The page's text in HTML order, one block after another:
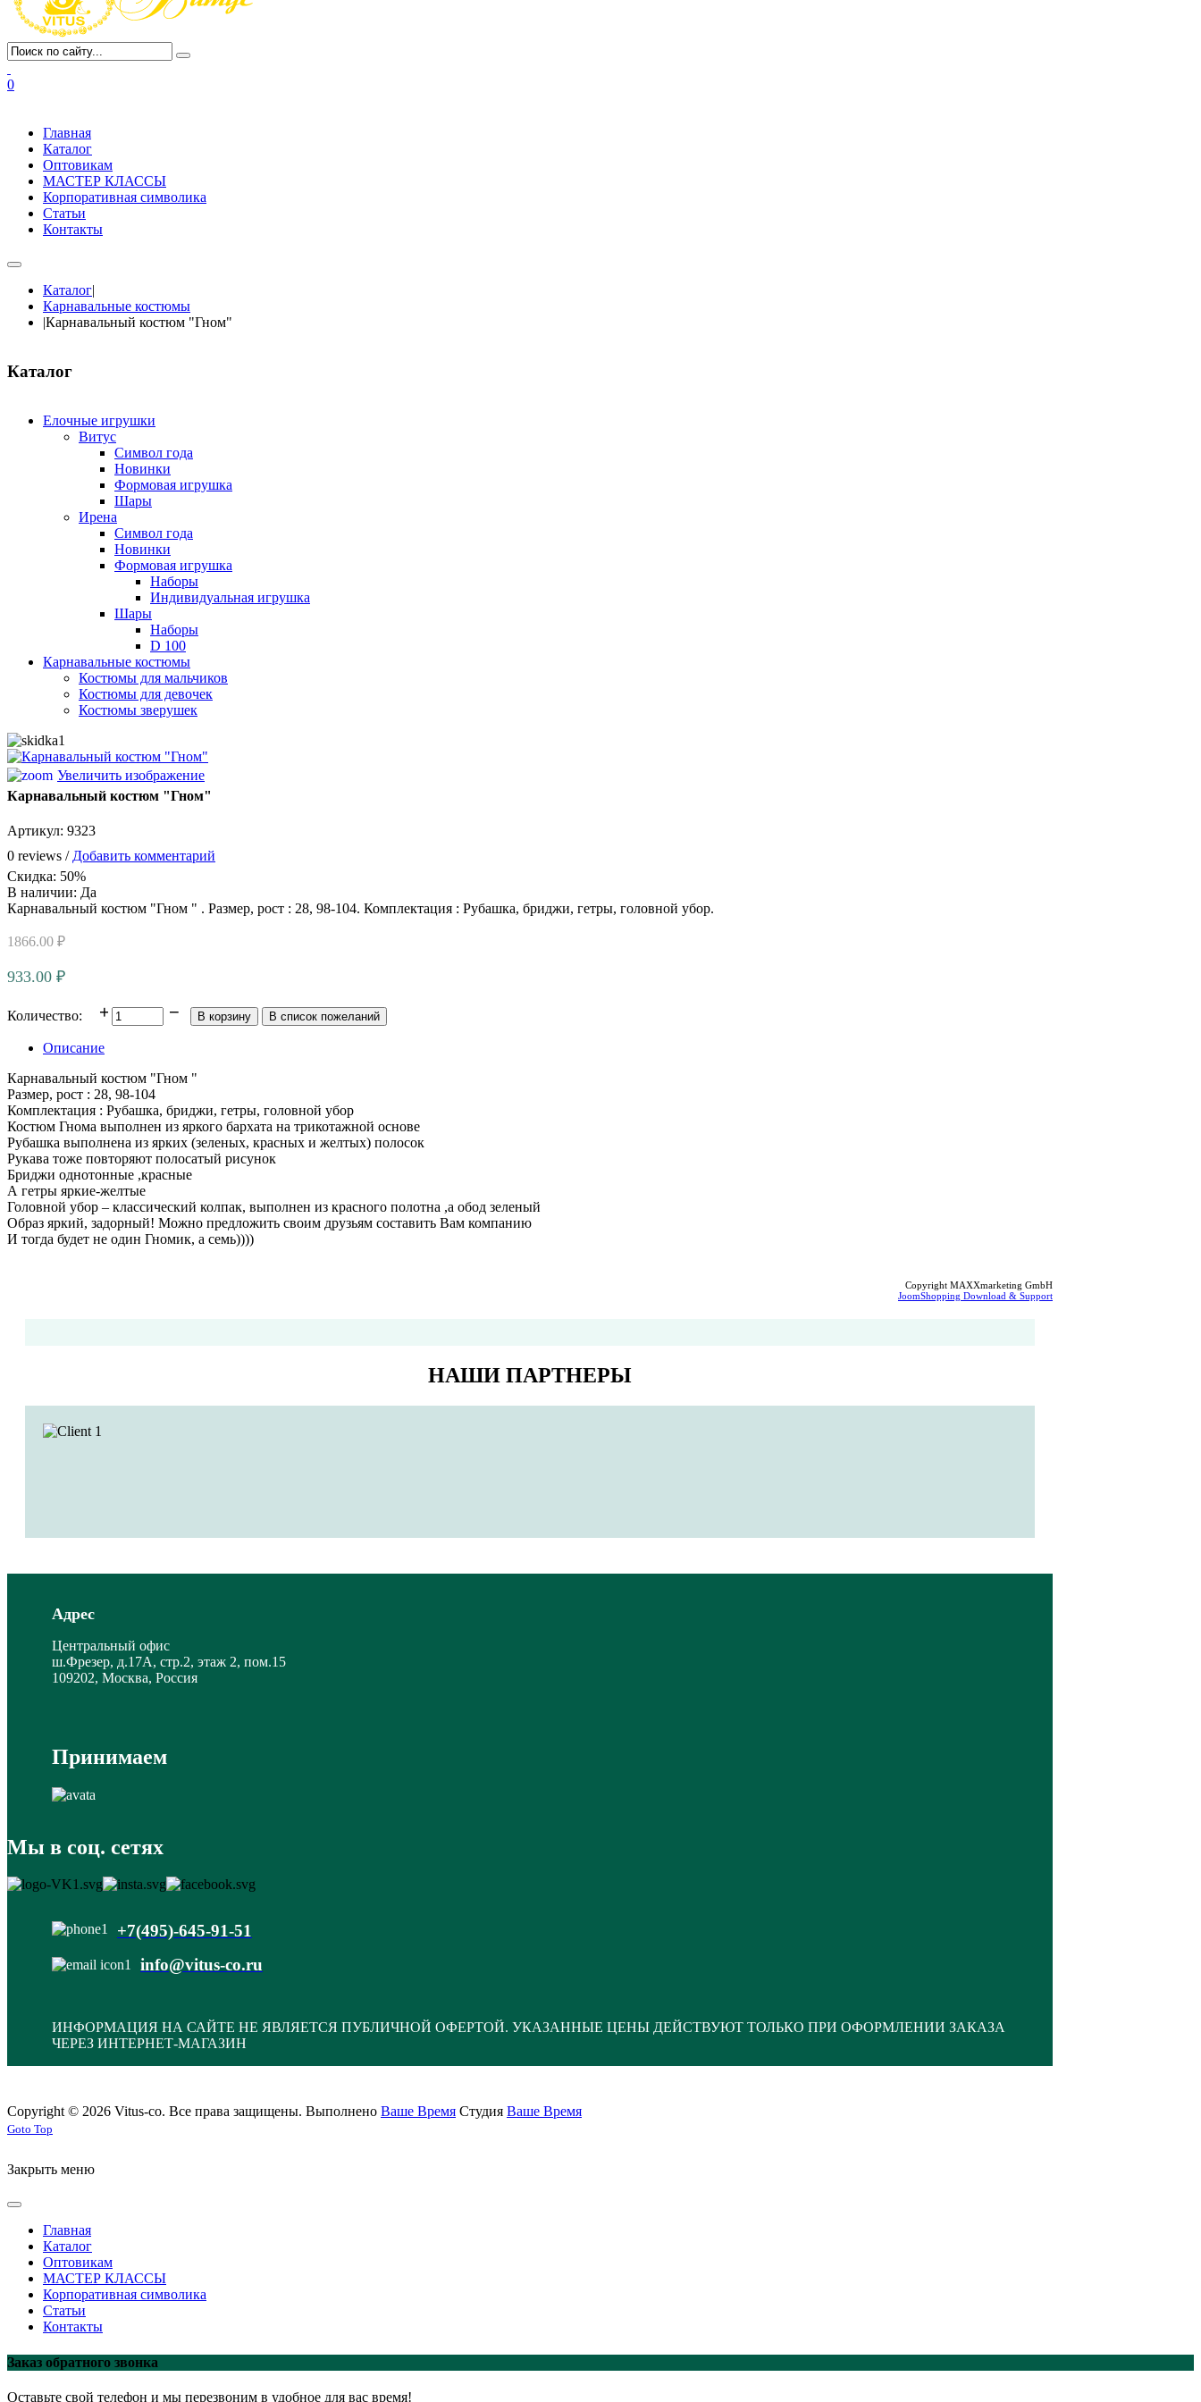
0
Главная
Каталог
Оптовикам
МАСТЕР КЛАССЫ
Корпоративная символика
Статьи
Контакты
Каталог|
Карнавальные костюмы
|Карнавальный костюм "Гном"
Каталог
Елочные игрушки
Витус
Символ года
Новинки
Формовая игрушка
Шары
Ирена
Символ года
Новинки
Формовая игрушка
Наборы
Индивидуальная игрушка
Шары
Наборы
D 100
Карнавальные костюмы
Костюмы для мальчиков
Костюмы для девочек
Костюмы зверушек
Увеличить изображение
Карнавальный костюм "Гном"
Артикул: 9323
0 reviews / Добавить комментарий
Скидка: 50%
В наличии: Да
Карнавальный костюм "Гном " . Размер, рост : 28, 98-104. Комплектация : Рубашка, бриджи, гетры, головной убор.
1866.00 ₽
933.00 ₽
Количество:
Описание
Карнавальный костюм "Гном "
Размер, рост : 28, 98-104
Комплектация : Рубашка, бриджи, гетры, головной убор
Костюм Гнома выполнен из яркого бархата на трикотажной основе
Рубашка выполнена из ярких (зеленых, красных и желтых) полосок
Рукава тоже повторяют полосатый рисунок
Бриджи однотонные ,красные
А гетры яркие-желтые
Головной убор – классический колпак, выполнен из красного полотна ,а обод зеленый
Образ яркий, задорный! Можно предложить своим друзьям составить Вам компанию
И тогда будет не один Гномик, а семь))))
Copyright MAXXmarketing GmbH
JoomShopping Download & Support
НАШИ ПАРТНЕРЫ
Адрес
Центральный офис
ш.Фрезер, д.17А, стр.2, этаж 2, пом.15
109202, Москва, Россия
Принимаем
Мы в соц. сетях
+7(495)-645-91-51
info@vitus-co.ru
ИНФОРМАЦИЯ НА САЙТЕ НЕ ЯВЛЯЕТСЯ ПУБЛИЧНОЙ ОФЕРТОЙ. УКАЗАННЫЕ ЦЕНЫ ДЕЙСТВУЮТ ТОЛЬКО ПРИ ОФОРМЛЕНИИ ЗАКАЗА
ЧЕРЕЗ ИНТЕРНЕТ-МАГАЗИН
Copyright © 2026 Vitus-co. Все права защищены. Выполнено Ваше Время Студия Ваше Время
Joomla! 3 Templates
Goto Top
Закрыть меню
Главная
Каталог
Оптовикам
МАСТЕР КЛАССЫ
Корпоративная символика
Статьи
Контакты
Заказ обратного звонка
Оставьте свой телефон и мы перезвоним в удобное для вас время!